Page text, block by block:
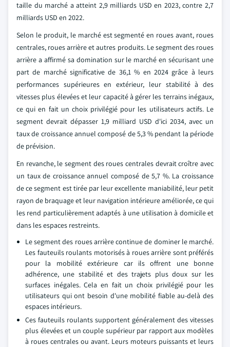
taille du marché a atteint 2,9 milliards USD en 2023, contre 2,7
milliards USD en 2022.
Selon le produit, le marché est segmenté en roues avant, roues
centrales, roues arrière et autres produits. Le segment des roues
arrière a affirmé sa domination sur le marché en sécurisant une
part de marché significative de 36,1 % en 2024 grâce à leurs
performances supérieures en extérieur, leur stabilité à des
vitesses plus élevées et leur capacité à gérer les terrains inégaux,
ce qui en fait un choix privilégié pour les utilisateurs actifs. Le
segment devrait dépasser 1,9 milliard USD d'ici 2034, avec un
taux de croissance annuel composé de 5,3 % pendant la période
de prévision.
En revanche, le segment des roues centrales devrait croître avec
un taux de croissance annuel composé de 5,7 %. La croissance
de ce segment est tirée par leur excellente maniabilité, leur petit
rayon de braquage et leur navigation intérieure améliorée, ce qui
les rend particulièrement adaptés à une utilisation à domicile et
dans les espaces restreints.
Le segment des roues arrière continue de dominer le marché.
Les fauteuils roulants motorisés à roues arrière sont préférés
pour la mobilité extérieure car ils offrent une bonne
adhérence, une stabilité et des trajets plus doux sur les
surfaces inégales. Cela en fait un choix privilégié pour les
utilisateurs qui ont besoin d'une mobilité fiable au-delà des
espaces intérieurs.
Ces fauteuils roulants supportent généralement des vitesses
plus élevées et un couple supérieur par rapport aux modèles
à roues centrales ou avant. Leurs moteurs puissants et leurs